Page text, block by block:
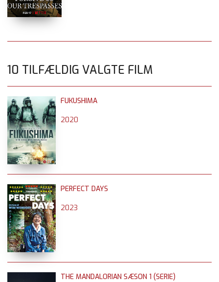
10 TILFÆLDIG VALGTE FILM
FUKUSHIMA
2020
PERFECT DAYS
2023
THE MANDALORIAN SÆSON 1 (SERIE)